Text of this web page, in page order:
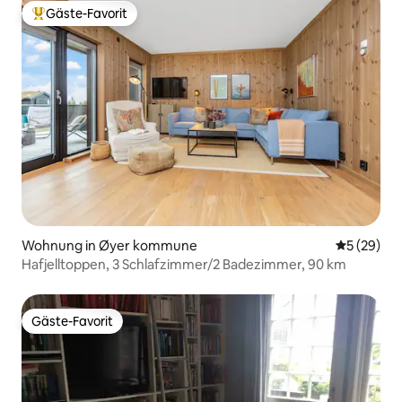
Beliebter Gäste-Favorit.
Gäste-Favorit
Wohnung in Øyer kommune
5 (29)
Hafjelltoppen, 3 Schlafzimmer/2 Badezimmer, 90 km
Gäste-Favorit
Gäste-Favorit